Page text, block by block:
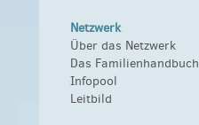
Netzwerk
Über das Netzwerk
Das Familienhandbuch
Infopool
Leitbild